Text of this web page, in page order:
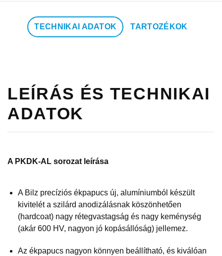
TECHNIKAI ADATOK TARTOZÉKOK
LEÍRÁS ÉS TECHNIKAI
ADATOK
A PKDK-AL sorozat leírása
A Bilz precíziós ékpapucs új, alumíniumból készült
kivitelét a szilárd anodizálásnak köszönhetően
(hardcoat) nagy rétegvastagság és nagy keménység
(akár 600 HV, nagyon jó kopásállóság) jellemez.
Az ékpapucs nagyon könnyen beállítható, és kiválóan